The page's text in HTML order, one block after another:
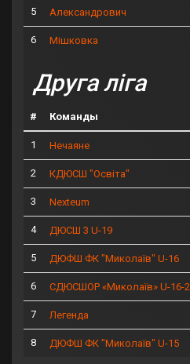
5 Александрович
6 Мішковка
Друга ліга
# Команды
1 Нечаяне
2 КДЮСШ "Освіта"
3 Nexteum
4 ДЮСШ 3 U-19
5 ДЮФШ ФК "Миколаїв" U-16
6 СДЮСШОР «Миколаїв» U-16-2
7 Легенда
8 ДЮФШ ФК "Миколаїв" U-15